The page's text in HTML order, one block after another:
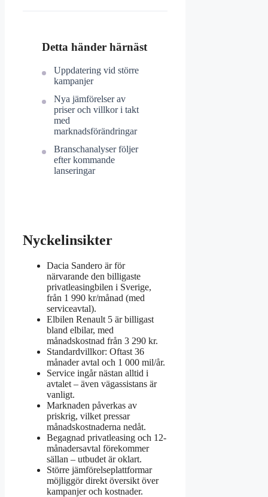
Detta händer härnäst
Uppdatering vid större
kampanjer
Nya jämförelser av
priser och villkor i takt
med
marknadsförändringar
Branschanalyser följer
efter kommande
lanseringar
Nyckelinsikter
Dacia Sandero är för
närvarande den billigaste
privatleasingbilen i Sverige,
från 1 990 kr/månad (med
serviceavtal).
Elbilen Renault 5 är billigast
bland elbilar, med
månadskostnad från 3 290 kr.
Standardvillkor: Oftast 36
månader avtal och 1 000 mil/år.
Service ingår nästan alltid i
avtalet – även vägassistans är
vanligt.
Marknaden påverkas av
priskrig, vilket pressar
månadskostnaderna nedåt.
Begagnad privatleasing och 12-
månadersavtal förekommer
sällan – utbudet är oklart.
Större jämförelseplattformar
möjliggör direkt översikt över
kampanjer och kostnader.